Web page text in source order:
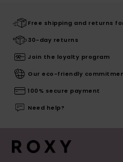
Free shipping and returns
30-day returns
Join the loyalty program
Our eco-friendly
100% secure payment
Need help?